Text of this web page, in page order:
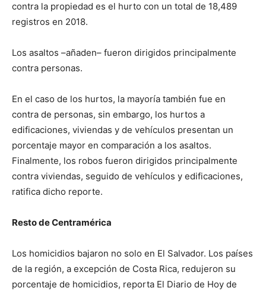
contra la propiedad es el hurto con un total de 18,489
registros en 2018.
Los asaltos –añaden– fueron dirigidos principalmente
contra personas.
En el caso de los hurtos, la mayoría también fue en
contra de personas, sin embargo, los hurtos a
edificaciones, viviendas y de vehículos presentan un
porcentaje mayor en comparación a los asaltos.
Finalmente, los robos fueron dirigidos principalmente
contra viviendas, seguido de vehículos y edificaciones,
ratifica dicho reporte.
Resto de Centramérica
Los homicidios bajaron no solo en El Salvador. Los países
de la región, a excepción de Costa Rica, redujeron su
porcentaje de homicidios, reporta El Diario de Hoy de